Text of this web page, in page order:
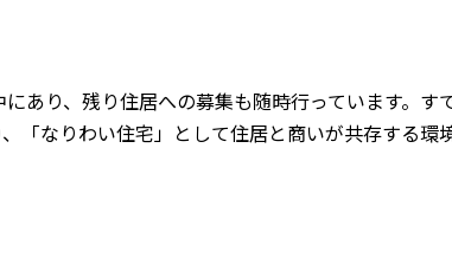
あり、残り住居への募集も随時行っています。す
「なりわい住宅」として住居と商いが共存する環